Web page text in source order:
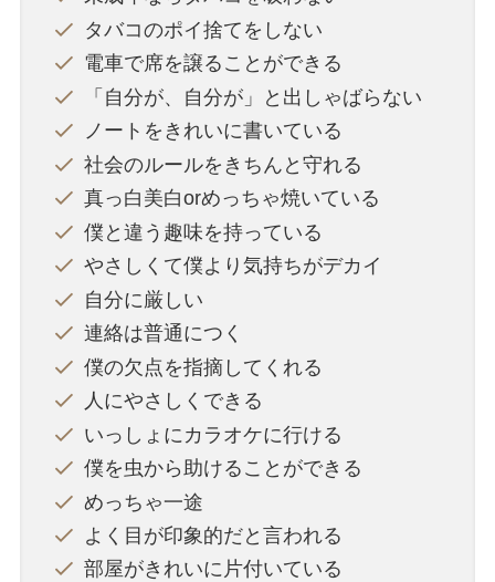
タバコのポイ捨てをしない
電車で席を譲ることができる
「自分が、自分が」と出しゃばらない
ノートをきれいに書いている
社会のルールをきちんと守れる
真っ白美白orめっちゃ焼いている
僕と違う趣味を持っている
やさしくて僕より気持ちがデカイ
自分に厳しい
連絡は普通につく
僕の欠点を指摘してくれる
人にやさしくできる
いっしょにカラオケに行ける
僕を虫から助けることができる
めっちゃ一途
よく目が印象的だと言われる
部屋がきれいに片付いている